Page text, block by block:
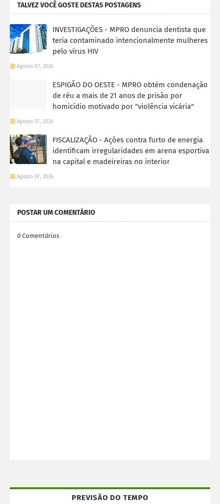
TALVEZ VOCÊ GOSTE DESTAS POSTAGENS
INVESTIGAÇÕES - MPRO denuncia dentista que
teria contaminado intencionalmente mulheres
pelo vírus HIV
Agosto 07, 2026
ESPIGÃO DO OESTE - MPRO obtém condenação
de réu a mais de 21 anos de prisão por
homicídio motivado por "violência vicária"
Agosto 07, 2026
FISCALIZAÇÃO - Ações contra furto de energia
identificam irregularidades em arena esportiva
na capital e madeireiras no interior
Agosto 07, 2026
POSTAR UM COMENTÁRIO
0 Comentários
PREVISÃO DO TEMPO